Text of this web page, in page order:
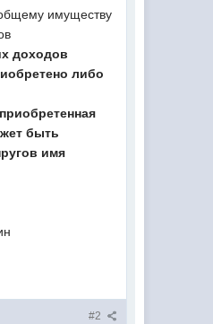
имуществу
доходов
либо
быть
имя
#2